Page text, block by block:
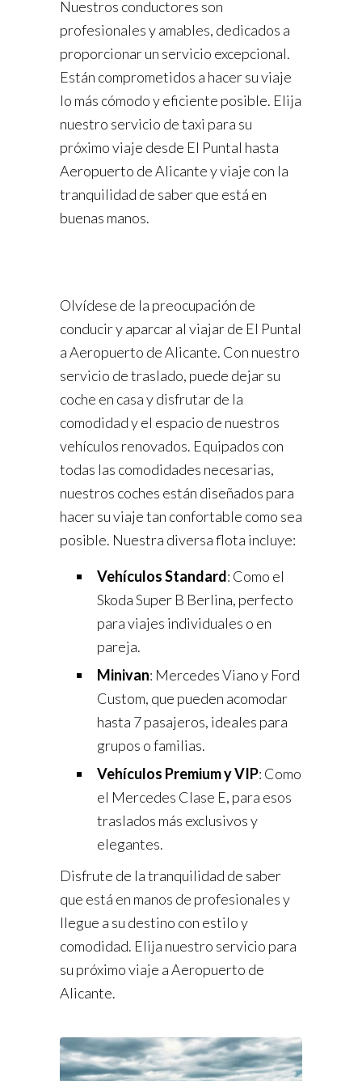
Nuestros conductores son
profesionales y amables, dedicados a
proporcionar un servicio excepcional.
Están comprometidos a hacer su viaje
lo más cómodo y eficiente posible. Elija
nuestro servicio de taxi para su
próximo viaje desde El Puntal hasta
Aeropuerto de Alicante y viaje con la
tranquilidad de saber que está en
buenas manos.
Olvídese de la preocupación de
conducir y aparcar al viajar de El Puntal
a Aeropuerto de Alicante. Con nuestro
servicio de traslado, puede dejar su
coche en casa y disfrutar de la
comodidad y el espacio de nuestros
vehículos renovados. Equipados con
todas las comodidades necesarias,
nuestros coches están diseñados para
hacer su viaje tan confortable como sea
posible. Nuestra diversa flota incluye:
Vehículos Standard: Como el
Skoda Super B Berlina, perfecto
para viajes individuales o en
pareja.
Minivan: Mercedes Viano y Ford
Custom, que pueden acomodar
hasta 7 pasajeros, ideales para
grupos o familias.
Vehículos Premium y VIP: Como
el Mercedes Clase E, para esos
traslados más exclusivos y
elegantes.
Disfrute de la tranquilidad de saber
que está en manos de profesionales y
llegue a su destino con estilo y
comodidad. Elija nuestro servicio para
su próximo viaje a Aeropuerto de
Alicante.